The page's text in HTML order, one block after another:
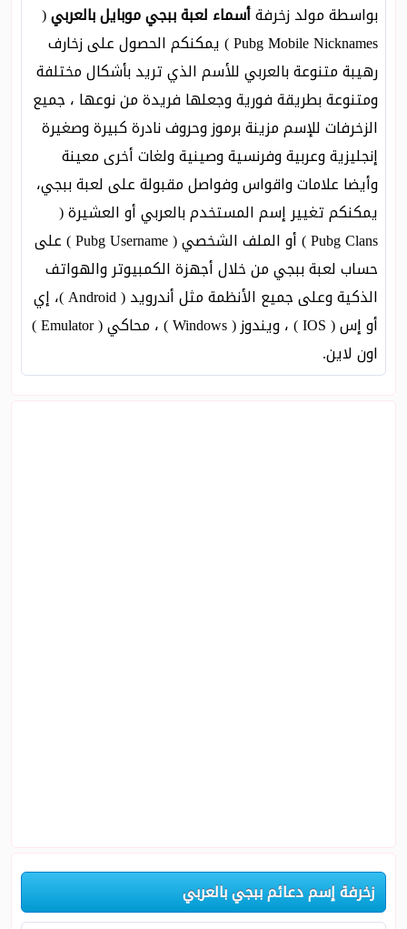
بواسطة مولد زخرفةأسماء لعبة ببجي موبايل بالعربي(
Pubg Mobile Nicknames ) يمكنكم الحصول على زخارف
رهيبة متنوعة بالعربي للأسم الذي تريد بأشكال مختلفة
ومتنوعة بطريقة فورية وجعلها فريدة من نوعها ، جميع
الزخرفات للإسم مزينة برموز وحروف نادرة كبيرة وصغيرة
إنجليزية وعربية وفرنسية وصينية ولغات أخرى معينة
وأيضا علامات واقواس وفواصل مقبولة على لعبة ببجي،
يمكنكم تغيير إسم المستخدم بالعربي أو العشيرة (
Pubg Clans ) أو الملف الشخصي ( Pubg Username ) على
حساب لعبة ببجي من خلال أجهزة الكمبيوتر والهواتف
الذكية وعلى جميع الأنظمة مثل أندرويد ( Android )، إي
أو إس ( IOS ) ، ويندوز ( Windows ) ، محاكي ( Emulator )
اون لاين.
زخرفة إسم دعائم ببجي بالعربي